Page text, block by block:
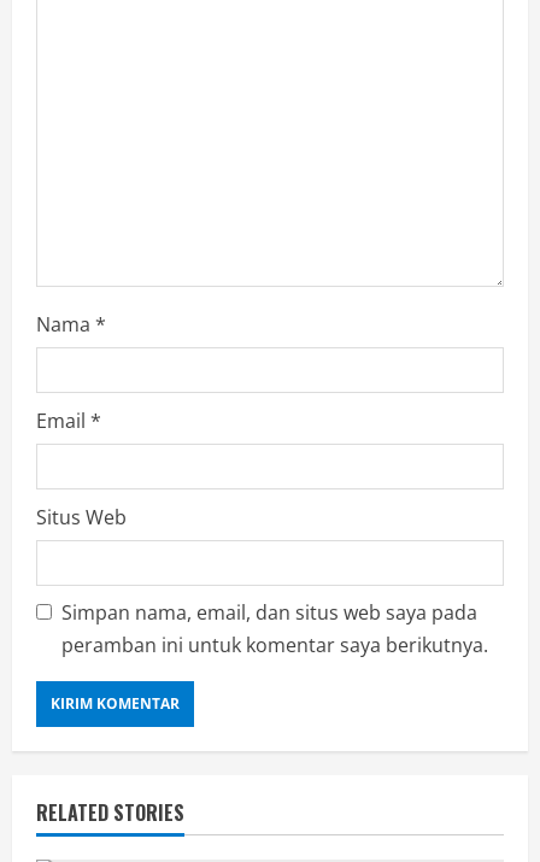
Nama *
Email *
Situs Web
Simpan nama, email, dan situs web saya pada
peramban ini untuk komentar saya berikutnya.
RELATED STORIES